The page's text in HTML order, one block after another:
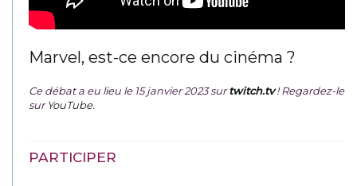
Marvel, est-ce encore du cinéma ?
Ce débat a eu lieu le 15 janvier 2023 surtwitch.tv ! Regardez-le
surYouTube.
PARTICIPER